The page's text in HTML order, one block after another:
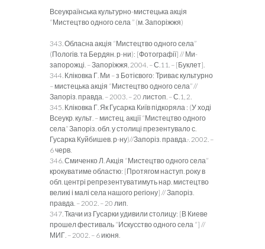
Всеукраїнська культурно-мистецька акція
“Мистецтво одного села ” (м. Запоріжжя)
343. Обласна акція “Мистецтво одного села”
(Пологів. та Бердян. р-ни): [Фотографії] // Ми-
запорожці. – Запоріжжя, 2004. – С.11. – [Буклет].
344. Кліковка Г. Ми – з Ботієвого: Триває культурно
– мистецька акція “Мистецтво одного села” //
Запоріз. правда. – 2003. – 20 листоп. – С.1, 2.
345. Кліковка Г. Як Гусарка Київ підкоряла : (У ході
Всеукр. культ. – мистец. акції “Мистецтво одного
села” Запоріз. обл. у столиці презентувало с.
Гусарка Куйбишев. р-ну)//Запоріз. правда.-. 2002. –
6 черв.
346. Смиченко Л. Акція “Мистецтво одного села”
крокуватиме областю: [Протягом наступ. року в
обл. центрі репрезентуватимуть нар. мистецтво
великі і малі села нашого регіону] // Запоріз.
правда. – 2002. – 20 лип.
347. Ткачи из Гусарки удивили столицу: [В Киеве
прошел фестиваль “Искусство одного села “] //
МИГ. – 2002. – 6 июня.